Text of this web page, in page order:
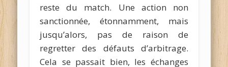
reste du match. Une action non
sanctionnée, étonnamment, mais
jusqu’alors, pas de raison de
regretter des défauts d’arbitrage.
Cela se passait bien, les échanges